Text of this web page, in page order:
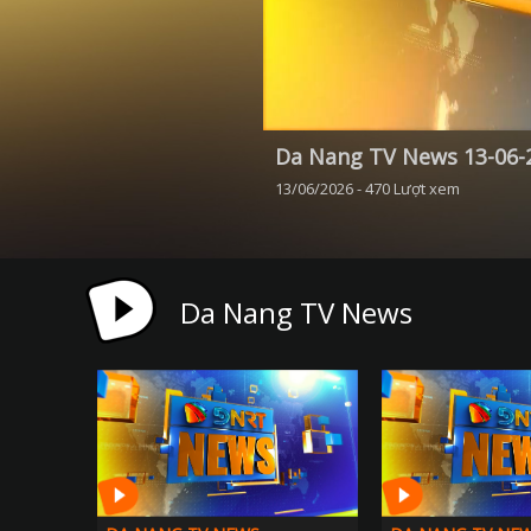
Da Nang TV News 13-06-
13/06/2026 - 470 Lượt xem
Da Nang TV News